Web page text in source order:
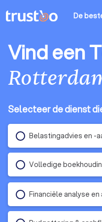
De
Vind een
Selecteer de dienst
Belastingadvies en -
Volledige
Financiële analyse en